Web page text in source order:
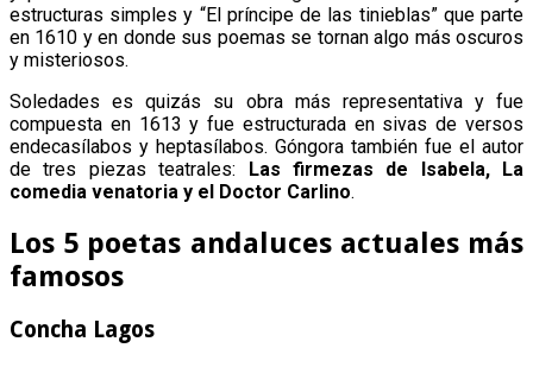
estructuras simples y “El príncipe de las tinieblas” que parte
en 1610 y en donde sus poemas se tornan algo más oscuros
y misteriosos.
Soledades es quizás su obra más representativa y fue
compuesta en 1613 y fue estructurada en sivas de versos
endecasílabos y heptasílabos. Góngora también fue el autor
de tres piezas teatrales: Las firmezas de Isabela, La
comedia venatoria y el Doctor Carlino.
Los 5 poetas andaluces actuales más
famosos
Concha Lagos